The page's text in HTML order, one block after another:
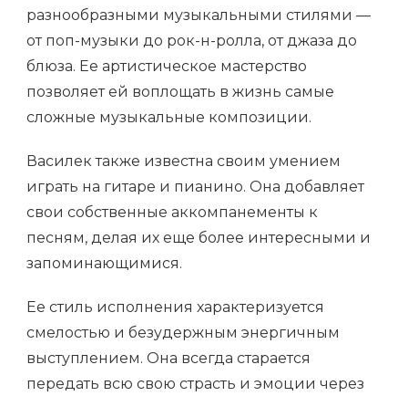
разнообразными музыкальными стилями —
от поп-музыки до рок-н-ролла, от джаза до
блюза. Ее артистическое мастерство
позволяет ей воплощать в жизнь самые
сложные музыкальные композиции.
Василек также известна своим умением
играть на гитаре и пианино. Она добавляет
свои собственные аккомпанементы к
песням, делая их еще более интересными и
запоминающимися.
Ее стиль исполнения характеризуется
смелостью и безудержным энергичным
выступлением. Она всегда старается
передать всю свою страсть и эмоции через